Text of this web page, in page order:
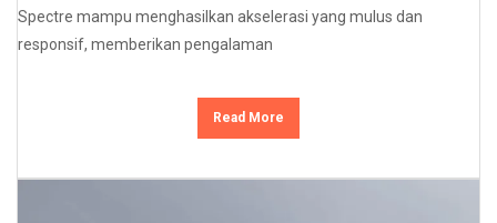
Spectre mampu menghasilkan akselerasi yang mulus dan
responsif, memberikan pengalaman
Read More